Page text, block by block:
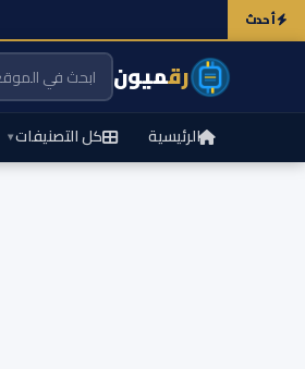
أحدث
رقميون
الرئيسية كل التصنيفات▾